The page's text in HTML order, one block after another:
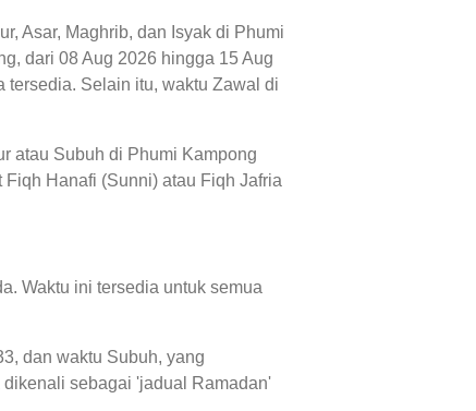
Asar, Maghrib, dan Isyak di Phumi
dari 08 Aug 2026 hingga 15 Aug
tersedia. Selain itu, waktu Zawal di
atau Subuh di Phumi Kampong
Hanafi (Sunni) atau Fiqh Jafria
Waktu ini tersedia untuk semua
dan waktu Subuh, yang
sebagai 'jadual Ramadan'